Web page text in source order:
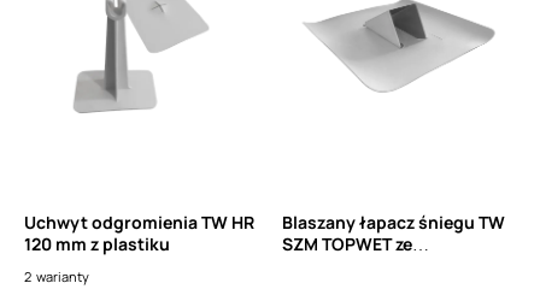
Uchwyt odgromienia TW HR
120 mm z plastiku
2 warianty
Blaszany łapacz śniegu TW
SZM TOPWET ze